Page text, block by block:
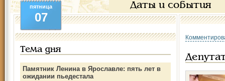
Даты и события
пятница
07
Тема дня
Памятник Ленина в Ярославле: пять лет в
ожидании пьедестала